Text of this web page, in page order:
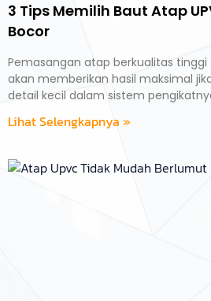
3 Tips Memilih Baut Atap
Bocor
Pemasangan atap berkualitas tinggi
akan memberikan hasil maksimal
detail kecil dalam sistem
Lihat Selengkapnya »